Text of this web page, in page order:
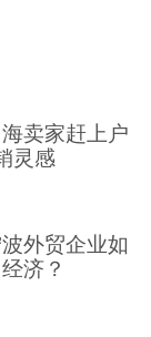
卖家赶上户
灵感
外贸企业如
济？